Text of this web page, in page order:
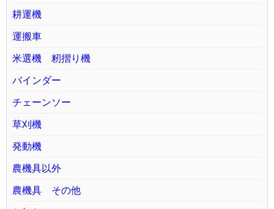
耕運機
運搬車
米選機 籾摺り機
バインダー
チェーンソー
草刈機
発動機
農機具以外
農機具 その他